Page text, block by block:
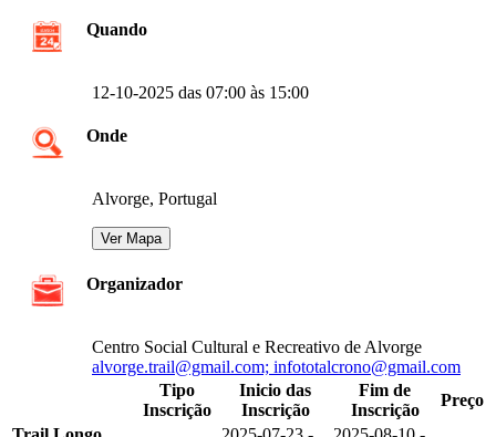
Quando
12-10-2025 das 07:00 às 15:00
Onde
Alvorge, Portugal
Organizador
Centro Social Cultural e Recreativo de Alvorge
alvorge.trail@gmail.com; infototalcrono@gmail.com
Tipo
Inscrição
Inicio das
Inscrição
Fim de
Inscrição
Preço